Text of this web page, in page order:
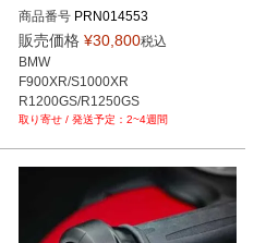
商品番号 PRN014553
PRN014553-01
PRN014553-02
PRN014553-03
PRN014553-04
PRN014553-05
PRN014553-07
PRN014553-09
PRN014553-10
PRN014553-11
販売価格 ¥30,800税込
BMW
F900XR/S1000XR
R1200GS/R1250GS
2~4週間